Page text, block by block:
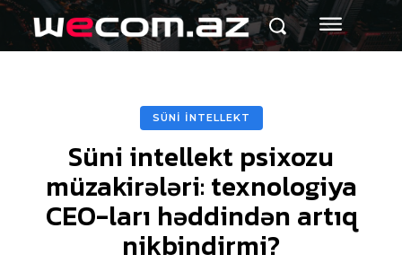
SÜNİ İNTELLEKT
Süni intellekt psixozu
müzakirələri: texnologiya
CEO-ları həddindən artıq
nikbindirmi?